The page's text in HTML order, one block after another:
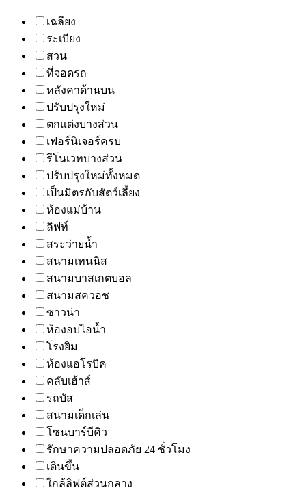
เฉลียง
ระเบียง
สวน
ที่จอดรถ
หลังคาด้านบน
ปรับปรุงใหม่
ตกแต่งบางส่วน
เฟอร์นิเจอร์ครบ
รีโนเวทบางส่วน
ปรับปรุงใหม่ทั้งหมด
เป็นมิตรกับสัตว์เลี้ยง
ห้องแม่บ้าน
ลิฟท์
สระว่ายน้ำ
สนามเทนนิส
สนามบาสเกตบอล
สนามสควอช
ซาวน่า
ห้องอบไอน้ำ
โรงยิม
ห้องแอโรบิค
คลับเฮ้าส์
รถบัส
สนามเด็กเล่น
โซนบาร์บีคิว
รักษาความปลอดภัย 24 ชั่วโมง
เดินขึ้น
ใกล้ลิฟต์ส่วนกลาง